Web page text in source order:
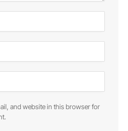
and website in this browser for